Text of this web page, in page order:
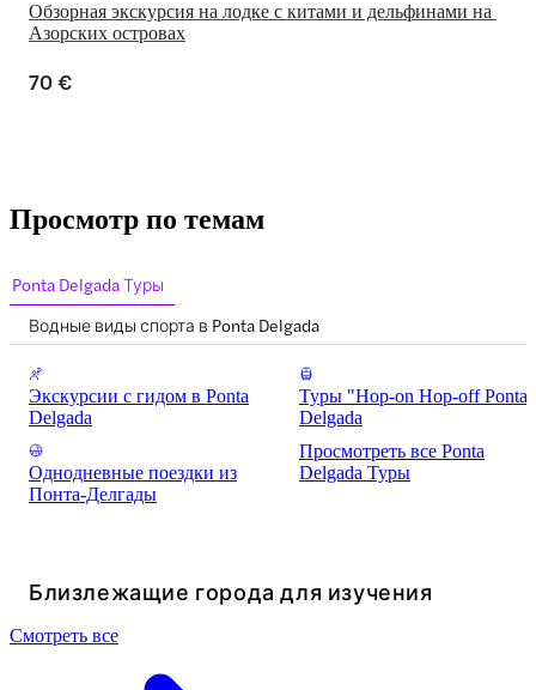
Обзорная экскурсия на лодке с китами и дельфинами на
Азорских островах
70 €
Просмотр по темам
Ponta Delgada Туры
Водные виды спорта в Ponta Delgada
Экскурсии с гидом в Ponta
Delgada
Туры "Hop-on Hop-off Ponta
Delgada
Однодневные поездки из
Понта-Делгады
Просмотреть все Ponta
Delgada Туры
Близлежащие города для изучения
Смотреть все